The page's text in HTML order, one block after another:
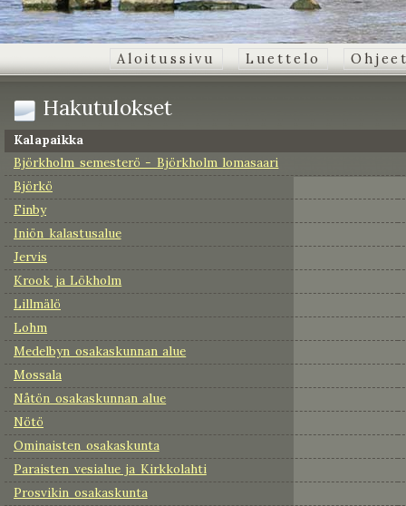
Aloitussivu Luettelo
Hakutulokset
Kalapaikka
Björkholm semesterö - Björkholm lomasaari
Björkö
Finby
Iniön kalastusalue
Jervis
Krook ja Lökholm
Lillmälö
Lohm
Medelbyn osakaskunnan alue
Mossala
Nåtön osakaskunnan alue
Nötö
Ominaisten osakaskunta
Paraisten vesialue ja Kirkkolahti
Prosvikin osakaskunta